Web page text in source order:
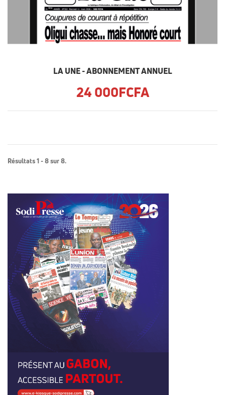
LA UNE - ABONNEMENT ANNUEL
24 000FCFA
Résultats 1 - 8 sur 8.